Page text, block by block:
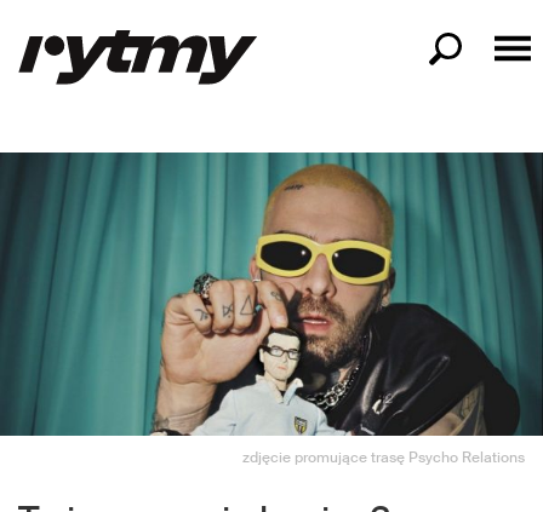
zdjęcie promujące trasę Psycho Relations